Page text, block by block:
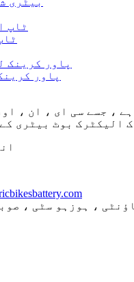
پاور
، جسے سی ای ، ان ،
الیکٹرک بوٹ بیٹری کے